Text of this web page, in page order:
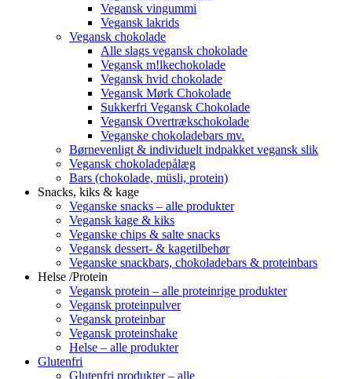
Vegansk vingummi
Vegansk lakrids
Vegansk chokolade
Alle slags vegansk chokolade
Vegansk m!lkechokolade
Vegansk hvid chokolade
Vegansk Mørk Chokolade
Sukkerfri Vegansk Chokolade
Vegansk Overtrækschokolade
Veganske chokoladebars mv.
Børnevenligt & individuelt indpakket vegansk slik
Vegansk chokoladepålæg
Bars (chokolade, müsli, protein)
Snacks, kiks & kage
Veganske snacks – alle produkter
Vegansk kage & kiks
Veganske chips & salte snacks
Vegansk dessert- & kagetilbehør
Veganske snackbars, chokoladebars & proteinbars
Helse /Protein
Vegansk protein – alle proteinrige produkter
Vegansk proteinpulver
Vegansk proteinbar
Vegansk proteinshake
Helse – alle produkter
Glutenfri
Glutenfri produkter – alle